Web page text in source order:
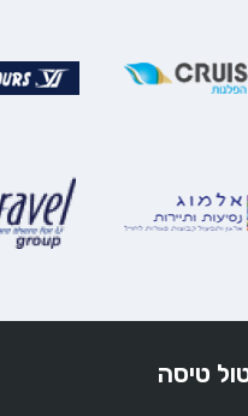
טיסה